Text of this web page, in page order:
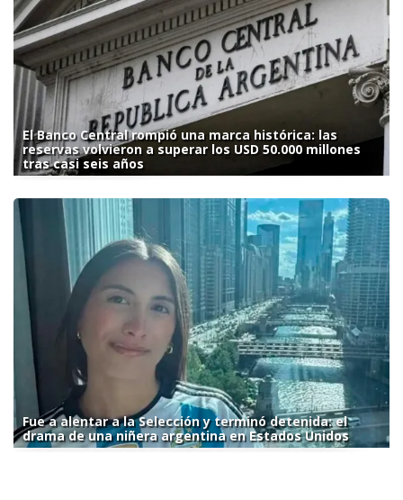
El Banco Central rompió una marca histórica: las
reservas volvieron a superar los USD 50.000 millones
tras casi seis años
Fue a alentar a la Selección y terminó detenida: el
drama de una niñera argentina en Estados Unidos